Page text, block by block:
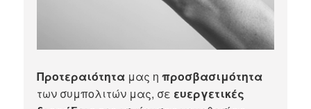
Προτεραιότητα μας ηπροσβασιμότητα
των συμπολιτών μας, σε ευεργετικές